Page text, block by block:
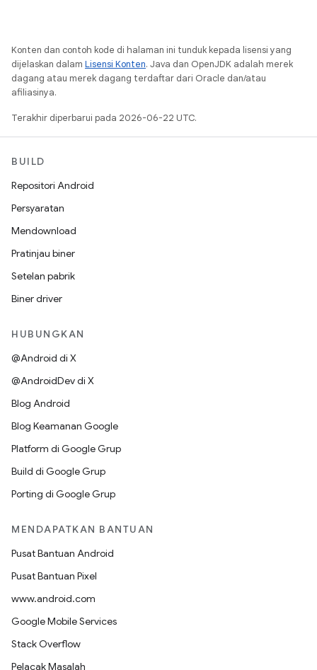
Konten dan contoh kode di halaman ini tunduk kepada lisensi yang
dijelaskan dalam Lisensi Konten. Java dan OpenJDK adalah merek
dagang atau merek dagang terdaftar dari Oracle dan/atau
afiliasinya.
Terakhir diperbarui pada 2026-06-22 UTC.
BUILD
Repositori Android
Persyaratan
Mendownload
Pratinjau biner
Setelan pabrik
Biner driver
HUBUNGKAN
@Android di X
@AndroidDev di X
Blog Android
Blog Keamanan Google
Platform di Google Grup
Build di Google Grup
Porting di Google Grup
MENDAPATKAN BANTUAN
Pusat Bantuan Android
Pusat Bantuan Pixel
www.android.com
Google Mobile Services
Stack Overflow
Pelacak Masalah